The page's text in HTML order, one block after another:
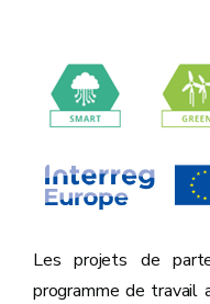
Les projets de
programme de travail